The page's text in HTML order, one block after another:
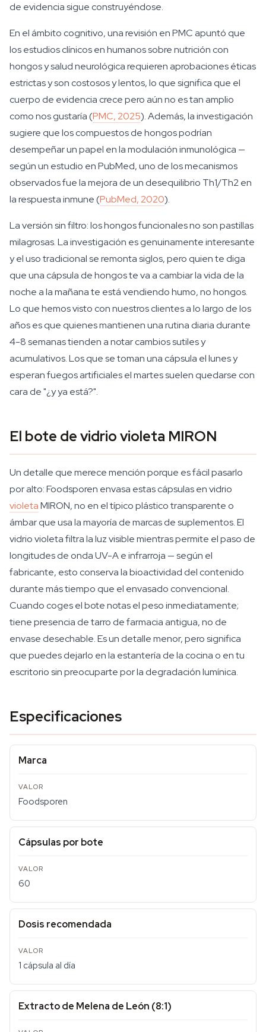
de evidencia sigue construyéndose.
En el ámbito cognitivo, una revisión en PMC apuntó que
los estudios clínicos en humanos sobre nutrición con
hongos y salud neurológica requieren aprobaciones éticas
estrictas y son costosos y lentos, lo que significa que el
cuerpo de evidencia crece pero aún no es tan amplio
como nos gustaría (PMC, 2025). Además, la investigación
sugiere que los compuestos de hongos podrían
desempeñar un papel en la modulación inmunológica —
según un estudio en PubMed, uno de los mecanismos
observados fue la mejora de un desequilibrio Th1/Th2 en
la respuesta inmune (PubMed, 2020).
La versión sin filtro: los hongos funcionales no son pastillas
milagrosas. La investigación es genuinamente interesante
y el uso tradicional se remonta siglos, pero quien te diga
que una cápsula de hongos te va a cambiar la vida de la
noche a la mañana te está vendiendo humo, no hongos.
Lo que hemos visto con nuestros clientes a lo largo de los
años es que quienes mantienen una rutina diaria durante
4-8 semanas tienden a notar cambios sutiles y
acumulativos. Los que se toman una cápsula el lunes y
esperan fuegos artificiales el martes suelen quedarse con
cara de "¿y ya está?".
El bote de vidrio violeta MIRON
Un detalle que merece mención porque es fácil pasarlo
por alto: Foodsporen envasa estas cápsulas en vidrio
violetaMIRON, no en el típico plástico transparente o
ámbar que usa la mayoría de marcas de suplementos. El
vidrio violeta filtra la luz visible mientras permite el paso de
longitudes de onda UV-A e infrarroja — según el
fabricante, esto conserva la bioactividad del contenido
durante más tiempo que el envasado convencional.
Cuando coges el bote notas el peso inmediatamente;
tiene presencia de tarro de farmacia antigua, no de
envase desechable. Es un detalle menor, pero significa
que puedes dejarlo en la estantería de la cocina o en tu
escritorio sin preocuparte por la degradación lumínica.
Especificaciones
Marca
Foodsporen
Cápsulas por bote
60
Dosis recomendada
1 cápsula al día
Extracto de Melena de León (8:1)